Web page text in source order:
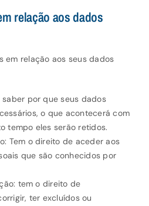
relação aos dados
em relação aos seus dados
por que seus dados
o que acontecerá com
tempo eles serão retidos.
Tem o direito de aceder aos
que são conhecidos por
tem o direito de
ter excluídos ou